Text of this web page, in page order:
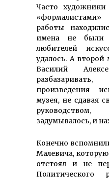
Часто
работы
имена не были
любителей
удалось. А второй
Василий
произведения
музея, не сдавая
задумывалось, и
Конечно
Малевича,
отстоял и не
Политического